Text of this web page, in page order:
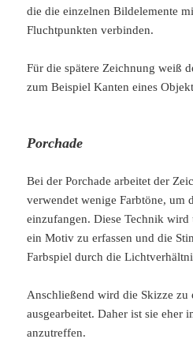
die die einzelnen Bildelemente
Fluchtpunkten verbinden.
Für die spätere Zeichnung weiß
zum Beispiel Kanten eines
Porchade
Bei der Porchade arbeitet der
verwendet wenige Farbtöne, um
einzufangen. Diese Technik
ein Motiv zu erfassen und die
Farbspiel durch die
Anschließend wird die Skizze zu
ausgearbeitet. Daher ist sie eher
anzutreffen.